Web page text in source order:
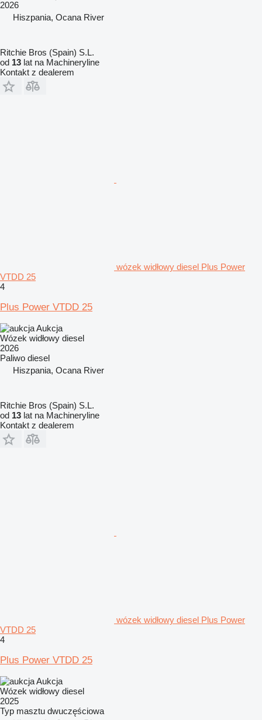
2026
Hiszpania, Ocana River
Ritchie Bros (Spain) S.L.
od 13 lat na Machineryline
Kontakt z dealerem
wózek widłowy diesel Plus Power
VTDD 25
4
Plus Power VTDD 25
Aukcja
Wózek widłowy diesel
2026
Paliwo diesel
Hiszpania, Ocana River
Ritchie Bros (Spain) S.L.
od 13 lat na Machineryline
Kontakt z dealerem
wózek widłowy diesel Plus Power
VTDD 25
4
Plus Power VTDD 25
Aukcja
Wózek widłowy diesel
2025
Typ masztu dwuczęściowa